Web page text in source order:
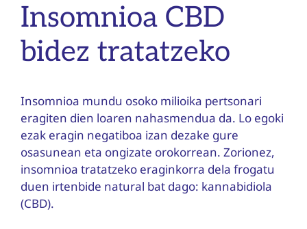
Insomnioa CBD
bidez tratatzeko
Insomnioa mundu osoko milioika pertsonari
eragiten dien loaren nahasmendua da. Lo egoki
ezak eragin negatiboa izan dezake gure
osasunean eta ongizate orokorrean. Zorionez,
insomnioa tratatzeko eraginkorra dela frogatu
duen irtenbide natural bat dago: kannabidiola
(CBD).